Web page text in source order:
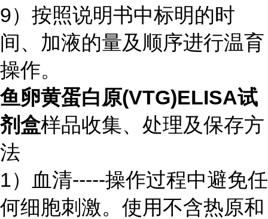
9）按照说明书中标明的时
间、加液的量及顺序进行温育
操作。
鱼卵黄蛋白原(VTG)ELISA试
剂盒样品收集、处理及保存方
法
1）血清-----操作过程中避免任
何细胞刺激。使用不含热原和